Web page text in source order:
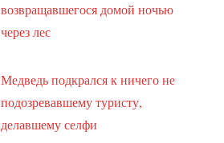
возвращавшегося домой ночью
через лес
Медведь подкрался к ничего не
подозревавшему туристу,
делавшему селфи